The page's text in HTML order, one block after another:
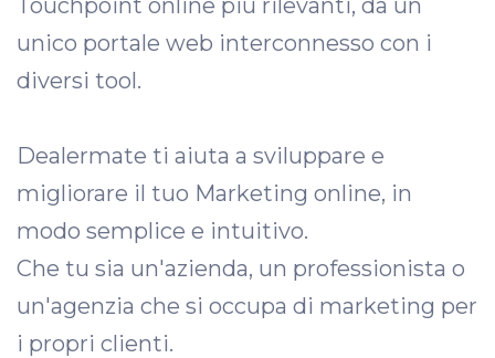
Touchpoint online più rilevanti, da un
unico portale web interconnesso con i
diversi tool.
Dealermate ti aiuta a sviluppare e
migliorare il tuo Marketing online, in
modo semplice e intuitivo.
Che tu sia un'azienda, un professionista o
un'agenzia che si occupa di marketing per
i propri clienti.